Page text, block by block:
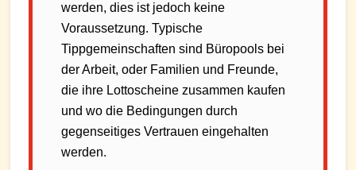
werden, dies ist jedoch keine
Voraussetzung. Typische
Tippgemeinschaften sind Büropools bei
der Arbeit, oder Familien und Freunde,
die ihre Lottoscheine zusammen kaufen
und wo die Bedingungen durch
gegenseitiges Vertrauen eingehalten
werden.